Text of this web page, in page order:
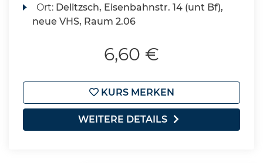
Ort: Delitzsch, Eisenbahnstr. 14 (unt Bf),
neue VHS, Raum 2.06
6,60 €
KURS MERKEN
WEITERE DETAILS